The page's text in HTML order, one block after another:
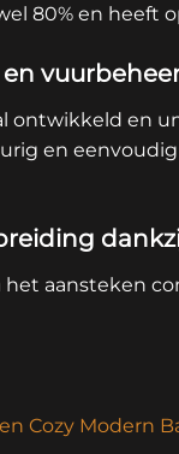
80% en heeft
ontwikkeld en
en
het aansteken
Cozy Modern